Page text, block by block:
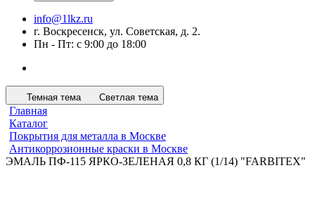
info@1lkz.ru
г. Воскресенск, ул. Советская, д. 2.
Пн - Пт: с 9:00 до 18:00
Темная тема Светлая тема
Главная
Каталог
Покрытия для металла в Москве
Антикоррозионные краски в Москве
ЭМАЛЬ ПФ-115 ЯРКО-ЗЕЛЕНАЯ 0,8 КГ (1/14) "FARBITEX"